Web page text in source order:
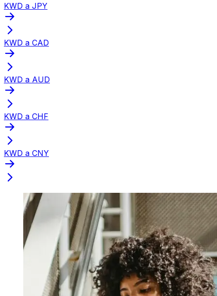
KWD a JPY
KWD a CAD
KWD a AUD
KWD a CHF
KWD a CNY